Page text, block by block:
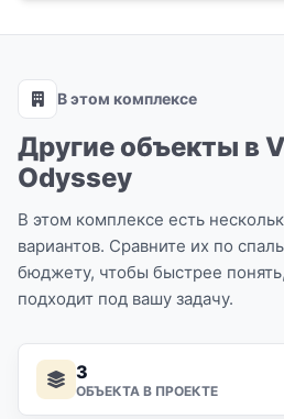
В этом комплексе
Другие объекты в
Odyssey
В этом комплексе есть
вариантов. Сравните их по
бюджету, чтобы быстрее
подходит под вашу задачу.
3
ОБЪЕКТА В ПРОЕКТЕ